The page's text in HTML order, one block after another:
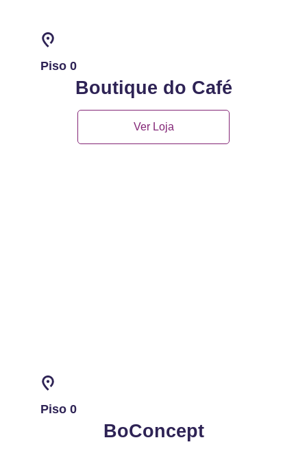
Piso 0
Boutique do Café
Ver Loja
Piso 0
BoConcept